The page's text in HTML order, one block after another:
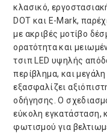
κλασικό,
DOT και E-Mark,
με ακριβές μοτίβο
ορατότητα και
τσιπ LED υψηλής
περίβλημα, και
εξασφαλίζει
οδήγησης. Ο
εύκολη εγκατάσταση,
φωτισμού για